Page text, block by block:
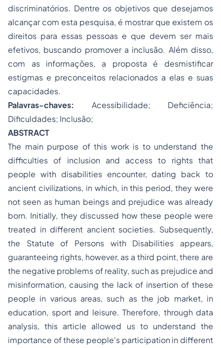
discriminatórios. Dentre os objetivos que desejamos
alcançar com esta pesquisa, é mostrar que existem os
direitos para essas pessoas e que devem ser mais
efetivos, buscando promover a inclusão. Além disso,
com as informações, a proposta é desmistificar
estigmas e preconceitos relacionados a elas e suas
capacidades.
Palavras-chaves: Acessibilidade; Deficiência;
Dificuldades; Inclusão;
ABSTRACT
The main purpose of this work is to understand the
difficulties of inclusion and access to rights that
people with disabilities encounter, dating back to
ancient civilizations, in which, in this period, they were
not seen as human beings and prejudice was already
born. Initially, they discussed how these people were
treated in different ancient societies. Subsequently,
the Statute of Persons with Disabilities appears,
guaranteeing rights, however, as a third point, there are
the negative problems of reality, such as prejudice and
misinformation, causing the lack of insertion of these
people in various areas, such as the job market, in
education, sport and leisure. Therefore, through data
analysis, this article allowed us to understand the
importance of these people's participation in different